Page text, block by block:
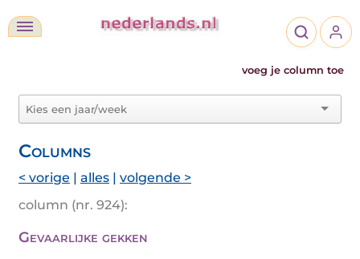
voeg je column toe
Columns
< vorige | alles | volgende >
column (nr. 924):
Gevaarlijke gekken